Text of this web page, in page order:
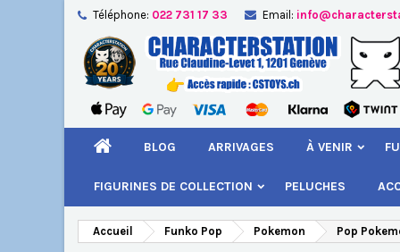
Téléphone: 022 731 17 33 Email:
BLOG ARRIVAGES À VENIR
FIGURINES DE COLLECTION PELUCHES
Accueil Funko Pop Pokemon Pop